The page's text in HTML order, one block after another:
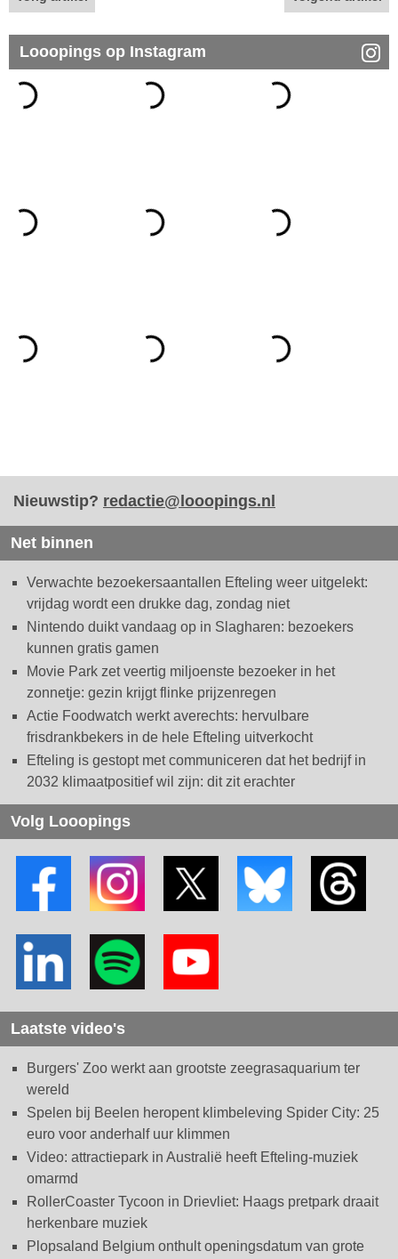
Looopings op Instagram
Nieuwstip? redactie@looopings.nl
Net binnen
Verwachte bezoekersaantallen Efteling weer uitgelekt:
vrijdag wordt een drukke dag, zondag niet
Nintendo duikt vandaag op in Slagharen: bezoekers
kunnen gratis gamen
Movie Park zet veertig miljoenste bezoeker in het
zonnetje: gezin krijgt flinke prijzenregen
Actie Foodwatch werkt averechts: hervulbare
frisdrankbekers in de hele Efteling uitverkocht
Efteling is gestopt met communiceren dat het bedrijf in
2032 klimaatpositief wil zijn: dit zit erachter
Volg Looopings
Laatste video's
Burgers' Zoo werkt aan grootste zeegrasaquarium ter
wereld
Spelen bij Beelen heropent klimbeleving Spider City: 25
euro voor anderhalf uur klimmen
Video: attractiepark in Australië heeft Efteling-muziek
omarmd
RollerCoaster Tycoon in Drievliet: Haags pretpark draait
herkenbare muziek
Plopsaland Belgium onthult openingsdatum van grote